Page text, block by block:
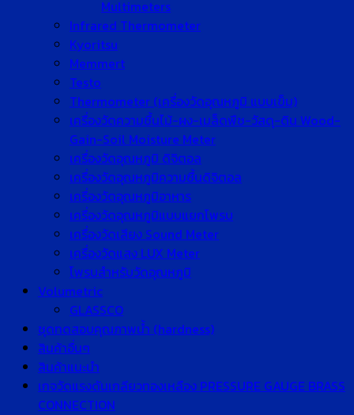
Multimeters
Infrared Thermometer
Kyoritsu
Memmert
Testo
Thermometer (เครื่องวัดอุณหภูมิ แบบเข็ม)
เครื่องวัดความชื้นไม้-ผง-เมล็ดพืช-วัสดุ-ดิน Wood-
Gain-Soil Moisture Meter
เครื่องวัดอุณหภูมิ ดิจิตอล
เครื่องวัดอุณหภูมิความชื้นดิจิตอล
เครื่องวัดอุณหภูมิอาหาร
เครื่องวัดอุณหภูมิแบบแยกโพรบ
เครื่องวัดเสียง Sound Meter
เครื่องวัดแสง LUX Meter
โพรบสำหรับวัดอุณหภูมิ
Volumetric
GLASSCO
ชุดทดสอบคุณภาพน้ำ (hardness)
สินค้าอื่นๆ
สินค้าแนะนำ
เกจวัดแรงดันเกลียวทองเหลือง PRESSURE GAUGE BRASS
CONNECTION